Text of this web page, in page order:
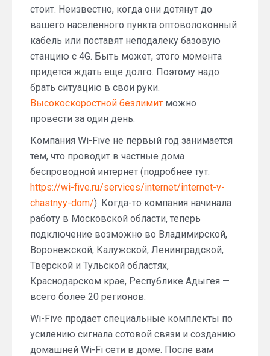
стоит. Неизвестно, когда они дотянут до
вашего населенного пункта оптоволоконный
кабель или поставят неподалеку базовую
станцию с 4G. Быть может, этого момента
придется ждать еще долго. Поэтому надо
брать ситуацию в свои руки.
Высокоскоростной безлимит можно
провести за один день.
Компания Wi-Five не первый год занимается
тем, что проводит в частные дома
беспроводной интернет (подробнее тут:
https://wi-five.ru/services/internet/internet-v-
chastnyy-dom/). Когда-то компания начинала
работу в Московской области, теперь
подключение возможно во Владимирской,
Воронежской, Калужской, Ленинградской,
Тверской и Тульской областях,
Краснодарском крае, Республике Адыгея —
всего более 20 регионов.
Wi-Five продает специальные комплекты по
усилению сигнала сотовой связи и созданию
домашней Wi-Fi сети в доме. После вам